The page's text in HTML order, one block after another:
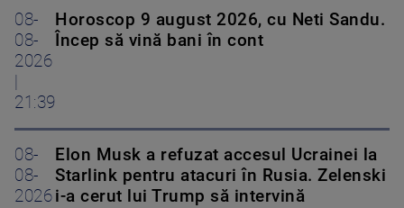
08-
08-
2026
21:39
Horoscop 9 august 2026, cu Neti Sandu.
Încep să vină bani în cont
08-
08-
2026
Elon Musk a refuzat accesul Ucrainei la
Starlink pentru atacuri în Rusia. Zelenski
i-a cerut lui Trump să intervină